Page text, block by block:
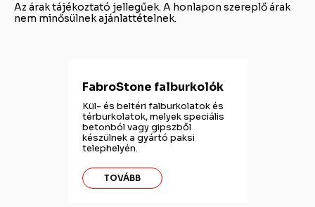
Az árak tájékoztató jellegűek. A honlapon szereplő árak
nem minősülnek ajánlattételnek.
FabroStone falburkolók
Kül- és beltéri falburkolatok és
térburkolatok, melyek speciális
betonból vagy gipszből
készülnek a gyártó paksi
telephelyén.
TOVÁBB